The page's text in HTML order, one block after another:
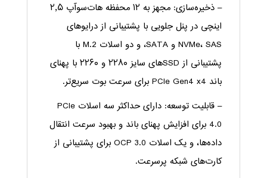
– ذخیره‌سازی: مجهز به ۱۲ محفظه هات‌سوآپ ۲٫۵
اینچی در پنل جلویی با پشتیبانی از درایوهای
NVMe، SAS و SATA، و دو اسلات M.2 با
پشتیبانی از SSDهای سایز ۲۲۸۰ و ۲۲۶۰ با پهنای
باند PCIe Gen4 x4 برای سرعت بوت سریع‌تر.
– قابلیت توسعه: دارای حداکثر سه اسلات PCIe
4.0 برای افزایش پهنای باند و بهبود سرعت انتقال
داده‌ها، و یک اسلات OCP 3.0 برای پشتیبانی از
کارت‌های شبکه پرسرعت.